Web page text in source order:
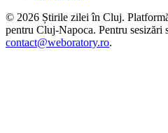
© 2026 Știrile zilei în Cluj.
pentru Cluj-Napoca. Pentru sesizări
contact@weboratory.ro.